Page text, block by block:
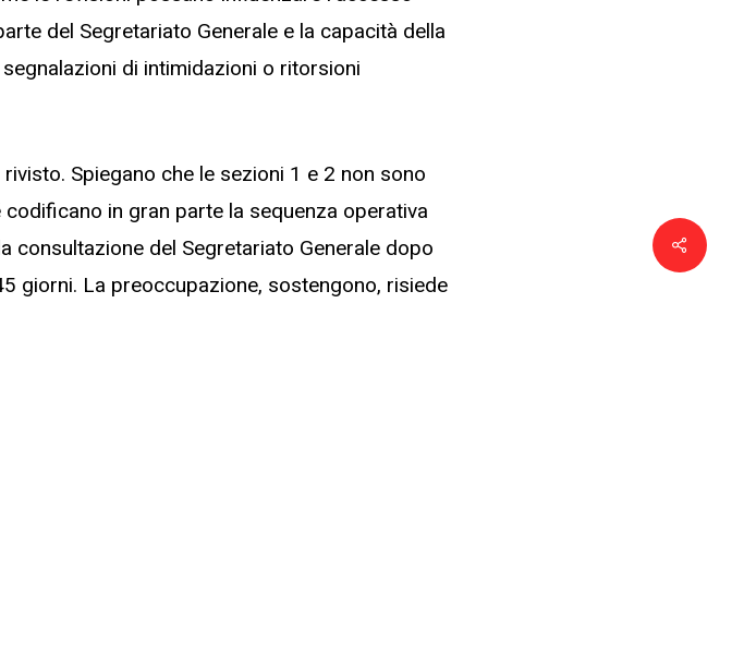
del Segretariato Generale e la capacità della
di intimidazioni o ritorsioni
Spiegano che le sezioni 1 e 2 non sono
in gran parte la sequenza operativa
consultazione del Segretariato Generale dopo
giorni. La preoccupazione, sostengono, risiede